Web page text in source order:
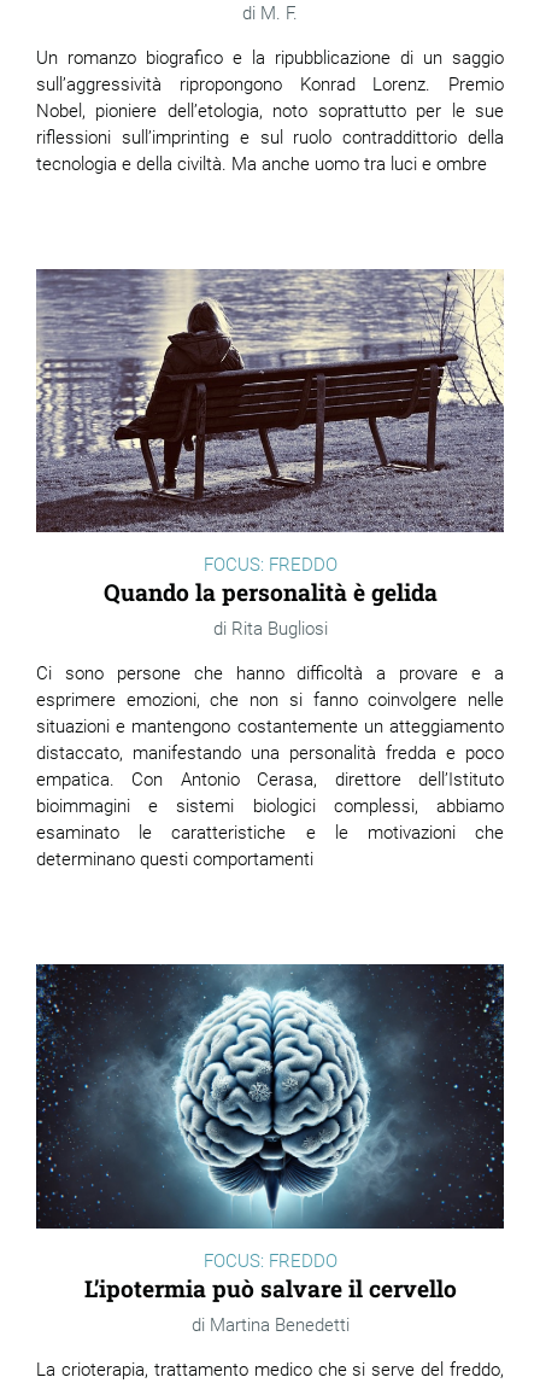
M. F.
Un romanzo biografico e la ripubblicazione di un saggio
sull’aggressività ripropongono Konrad Lorenz. Premio
Nobel, pioniere dell’etologia, noto soprattutto per le sue
riflessioni sull’imprinting e sul ruolo contraddittorio della
tecnologia e della civiltà. Ma anche uomo tra luci e ombre
FOCUS: FREDDO
Quando la personalità è gelida
Rita Bugliosi
Ci sono persone che hanno difficoltà a provare e a
esprimere emozioni, che non si fanno coinvolgere nelle
situazioni e mantengono costantemente un atteggiamento
distaccato, manifestando una personalità fredda e poco
empatica. Con Antonio Cerasa, direttore dell’Istituto
bioimmagini e sistemi biologici complessi, abbiamo
esaminato le caratteristiche e le motivazioni che
determinano questi comportamenti
FOCUS: FREDDO
L’ipotermia può salvare il cervello
Martina Benedetti
La crioterapia, trattamento medico che si serve del freddo,